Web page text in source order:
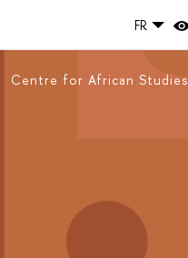
FR
Centre for African Studies